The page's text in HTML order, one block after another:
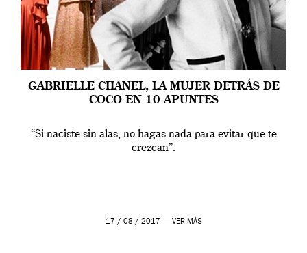
GABRIELLE CHANEL, LA MUJER DETRÁS DE
COCO EN 10 APUNTES
“Si naciste sin alas, no hagas nada para evitar que te
crezcan”.
17 / 08 / 2017 — VER MÁS